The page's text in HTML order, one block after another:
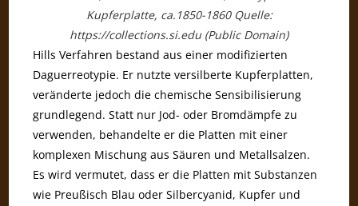
Kupferplatte, ca.1850-1860 Quelle:
https://collections.si.edu (Public Domain)
Hills Verfahren bestand aus einer modifizierten
Daguerreotypie. Er nutzte versilberte Kupferplatten,
veränderte jedoch die chemische Sensibilisierung
grundlegend. Statt nur Jod- oder Bromdämpfe zu
verwenden, behandelte er die Platten mit einer
komplexen Mischung aus Säuren und Metallsalzen.
Es wird vermutet, dass er die Platten mit Substanzen
wie Preußisch Blau oder Silbercyanid, Kupfer und